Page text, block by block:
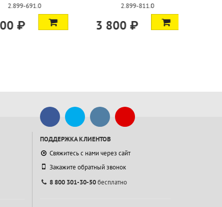
2.899-691.0
3 700 ₽
ПОДДЕРЖКА КЛИЕНТОВ
Свяжитесь с нами через сайт
Закажите обратный звонок
8 800 301-30-50бесплатно